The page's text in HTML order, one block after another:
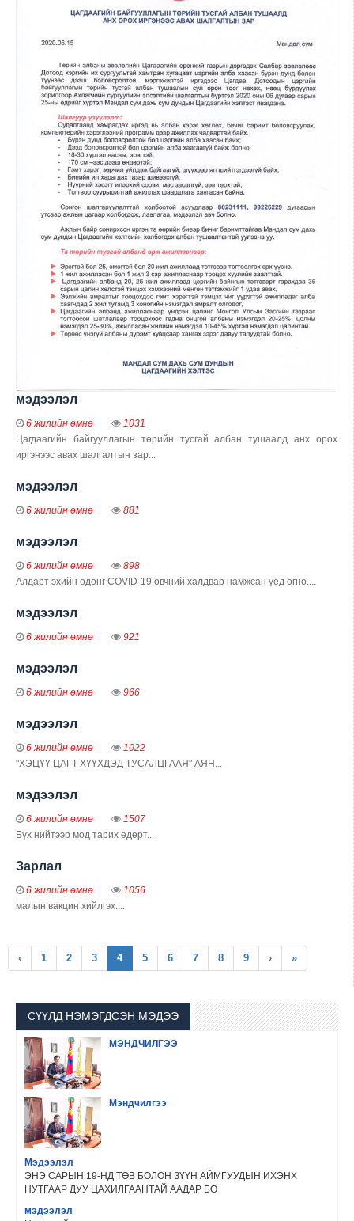
мэдээлэл
6 жилийн өмнө
1031
Цагдаагийн байгууллагын төрийн тусгай албан тушаалд анх орох
иргэнээс авах шалгалтын зар...
мэдээлэл
6 жилийн өмнө 881
мэдээлэл
6 жилийн өмнө
898
Алдарт эхийн одонг COVID-19 өвчний халдвар намжсан үед өгнө....
мэдээлэл
6 жилийн өмнө 921
мэдээлэл
6 жилийн өмнө 966
мэдээлэл
6 жилийн өмнө
1022
"ХЭЦҮҮ ЦАГТ ХҮҮХДЭД ТУСАЛЦГААЯ" АЯН...
мэдээлэл
6 жилийн өмнө
1507
Бүх нийтээр мод тарих өдөрт...
Зарлал
6 жилийн өмнө
1056
малын вакцин хийлгэх....
‹ 1 2 3 4(current)
5 6 7 8 9 › »
СҮҮЛД НЭМЭГДСЭН МЭДЭЭ
МЭНДЧИЛГЭЭ
Мэндчилгээ
Мэдээлэл
ЭНЭ САРЫН 19-НД ТӨВ БОЛОН ЗҮҮН АЙМГУУДЫН ИХЭНХ
НУТГААР ДУУ ЦАХИЛГААНТАЙ ААДАР БО
мэдээлэл